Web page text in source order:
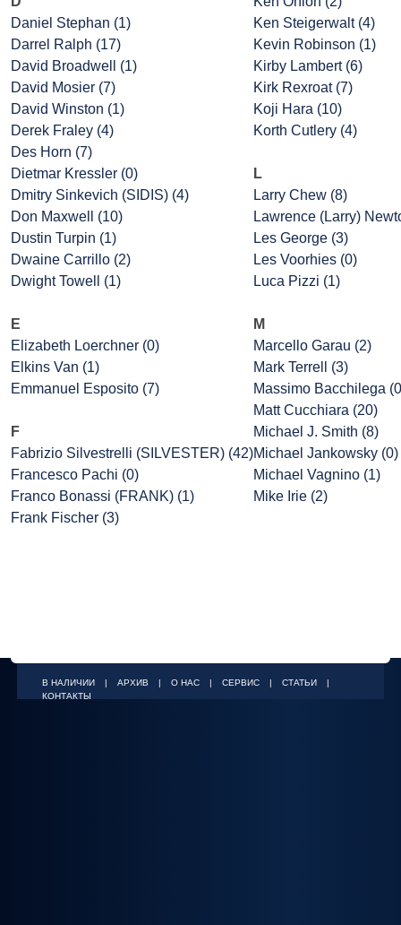
Daniel Stephan (1)
Darrel Ralph (17)
David Broadwell (1)
David Mosier (7)
David Winston (1)
Derek Fraley (4)
Des Horn (7)
Dietmar Kressler (0)
Dmitry Sinkevich (SIDIS) (4)
Don Maxwell (10)
Dustin Turpin (1)
Dwaine Carrillo (2)
Dwight Towell (1)
E
Elizabeth Loerchner (0)
Elkins Van (1)
Emmanuel Esposito (7)
F
Fabrizio Silvestrelli (SILVESTER) (42)
Francesco Pachi (0)
Franco Bonassi (FRANK) (1)
Frank Fischer (3)
Ken Steigerwalt (4)
Kevin Robinson (1)
Kirby Lambert (6)
Kirk Rexroat (7)
Koji Hara (10)
Korth Cutlery (4)
L
Larry Chew (8)
Lawrence (Larry)
Les George (3)
Les Voorhies (0)
Luca Pizzi (1)
M
Marcello Garau (2)
Mark Terrell (3)
Massimo Bacchilega
Matt Cucchiara (20)
Michael J. Smith (8)
Michael Jankowsky (0)
Michael Vagnino (1)
Mike Irie (2)
В НАЛИЧИИ АРХИВ О НАС СЕРВИС СТАТЬИ
КОНТАКТЫ